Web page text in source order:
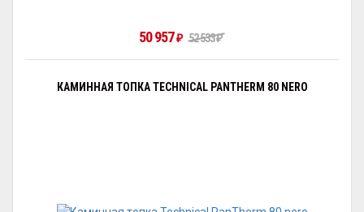
50 957₽ 52 533₽
КАМИННАЯ ТОПКА TECHNICAL PANTHERM 80 NERO